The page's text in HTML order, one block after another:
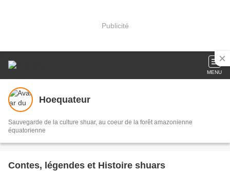
Publicité
MENU
Hoequateur
Sauvegarde de la culture shuar, au coeur de la forêt amazonienne
équatorienne
Contes, légendes et Histoire shuars